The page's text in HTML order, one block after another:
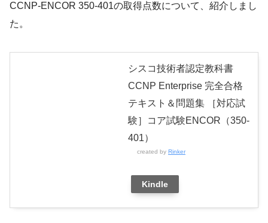
CCNP-ENCOR 350-401の取得点数について、紹介しまし
た。
シスコ技術者認定教科書
CCNP Enterprise 完全合格
テキスト＆問題集 ［対応試
験］コア試験ENCOR（350-
401）
created by Rinker
Kindle